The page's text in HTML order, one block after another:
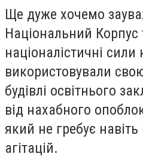
Ще дуже хочемо
Національний Корпус
націоналістичні сили
використовували
будівлі освітнього
від нахабного
який не гребує
агітацій.